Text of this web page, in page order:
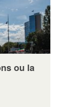
ou la